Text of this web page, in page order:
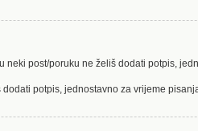
neki post/poruku ne želiš dodati potpis,
potpis, jednostavno za vrijeme